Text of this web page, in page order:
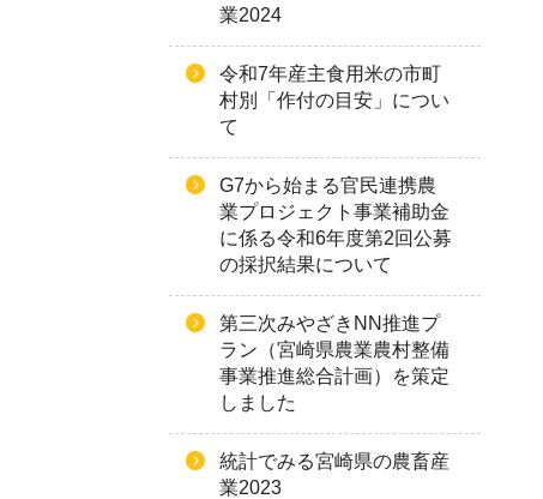
業2024
令和7年産主食用米の市町
村別「作付の目安」につい
て
G7から始まる官民連携農
業プロジェクト事業補助金
に係る令和6年度第2回公募
の採択結果について
第三次みやざきNN推進プ
ラン（宮崎県農業農村整備
事業推進総合計画）を策定
しました
統計でみる宮崎県の農畜産
業2023